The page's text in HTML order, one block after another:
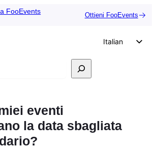
Ottieni FooEvents
Italian
Portuguese
eventi
la data sbagliata